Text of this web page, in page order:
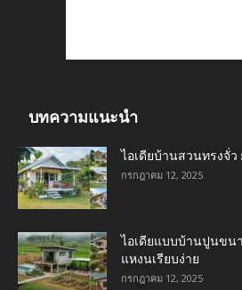
บทความแนะนำ
ไอเดียบ้านสวนทรงจั่ว
กรกฎาคม 12, 2025
ไอเดียแบบบ้านปูนขน
แหงนเรียบง่าย
กรกฎาคม 12, 2025